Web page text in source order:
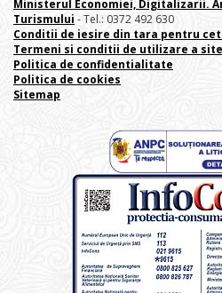
Ministerul Economiei, Digitalizarii.
Turismului - Tel.: 0372 492 630
Conditii de iesire din tara pentru
Termeni si conditii de utilizare a
Politica de confidentialitate
Politica de cookies
Sitemap